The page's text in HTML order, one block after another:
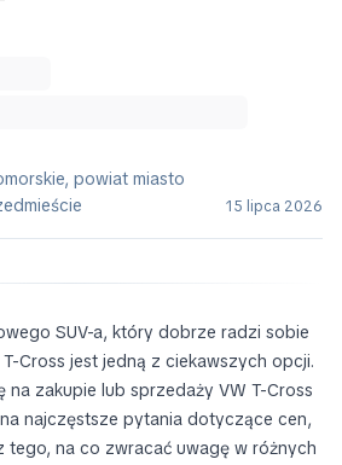
powiat miasto
15 lipca 2026
SUV-a, który dobrze radzi sobie
Cross jest jedną z ciekawszych opcji.
na zakupie lub sprzedaży VW T-Cross
najczęstsze pytania dotyczące cen,
tego, na co zwracać uwagę w różnych